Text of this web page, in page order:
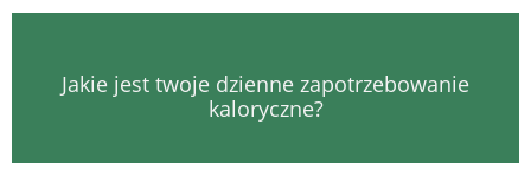
Jakie jest twoje dzienne zapotrzebowanie
kaloryczne?